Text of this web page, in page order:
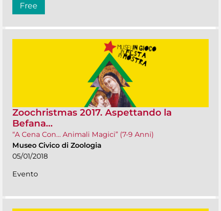
Free
Zoochristmas 2017. Aspettando la
Befana…
“A Cena Con… Animali Magici” (7-9 Anni)
Museo Civico di Zoologia
05/01/2018
Evento